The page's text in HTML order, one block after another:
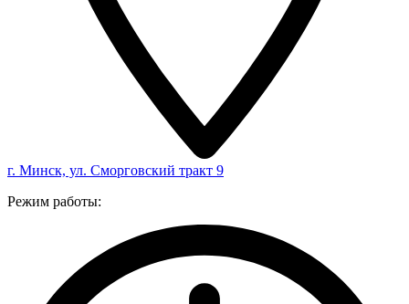
г. Минск, ул. Сморговский тракт 9
Режим работы: